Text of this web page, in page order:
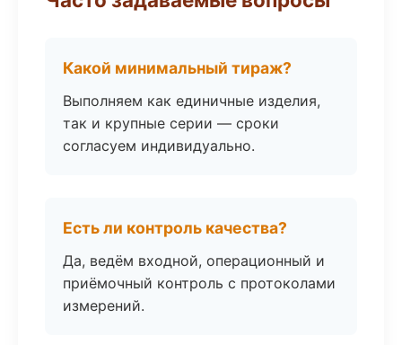
Какой минимальный тираж?
Выполняем как единичные изделия,
так и крупные серии — сроки
согласуем индивидуально.
Есть ли контроль качества?
Да, ведём входной, операционный и
приёмочный контроль с протоколами
измерений.